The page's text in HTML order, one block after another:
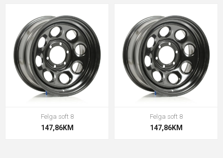
Felga soft 8
147,86KM
Felga soft 8
147,86KM